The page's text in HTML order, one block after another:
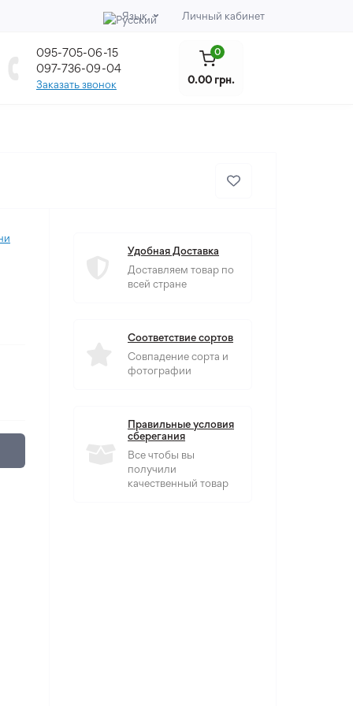
Язык Личный кабинет
095-705-06-15
097-736-09-04
Заказать звонок
0
0.00 грн.
Удобная Доставка
Доставляем товар по
всей стране
Соответствие сортов
Совпадение сорта и
фотографии
Правильные условия
сберегания
Все чтобы вы
получили
качественный товар